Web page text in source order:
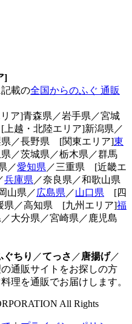
]
載の全国からのふぐ 通販
ア]青森県／岩手県／宮城
越・北陸エリア]新潟県／
県／長野県 [関東エリア]東
／茨城県／栃木県／群馬
／愛知県 ／三重県 [近畿エ
兵庫県 ／奈良県／和歌山県
山県／ 広島県 ／山口県 [四
県／高知県 [九州エリア]福
大分県／宮崎県／鹿児島
ぐちり ／てっさ ／ 唐揚げ／
通販サイトをお探しの方
理を通販でお届けします。
All Rights